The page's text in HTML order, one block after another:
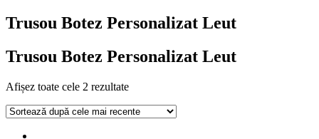
Trusou Botez Personalizat Leut
Trusou Botez Personalizat Leut
Afișez toate cele 2 rezultate